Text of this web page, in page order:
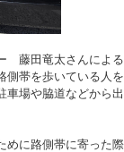
藤田竜太さんによ
側帯を歩いている人
車場や脇道などから
めに路側帯に寄った